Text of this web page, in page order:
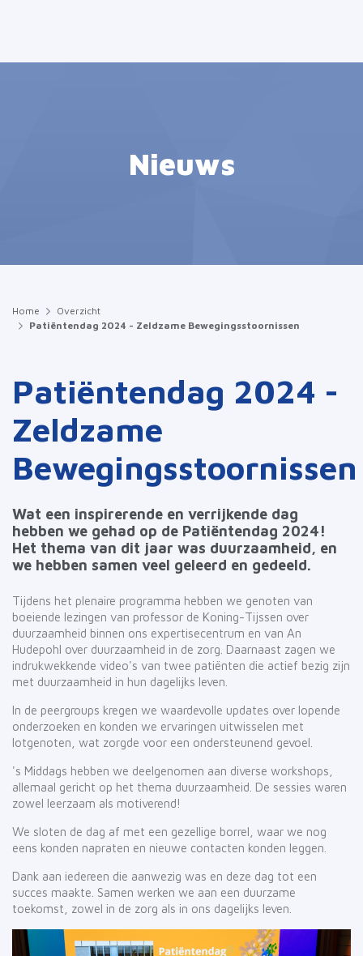
Nieuws
Home
Overzicht
Patiëntendag 2024 - Zeldzame Bewegingsstoornissen
Patiëntendag 2024 -
Zeldzame
Bewegingsstoornissen
Wat een inspirerende en verrijkende dag
hebben we gehad op de Patiëntendag 2024!
Het thema van dit jaar was duurzaamheid, en
we hebben samen veel geleerd en gedeeld.
Tijdens het plenaire programma hebben we genoten van
boeiende lezingen van professor de Koning-Tijssen over
duurzaamheid binnen ons expertisecentrum en van An
Hudepohl over duurzaamheid in de zorg. Daarnaast zagen we
indrukwekkende video's van twee patiënten die actief bezig zijn
met duurzaamheid in hun dagelijks leven.
In de peergroups kregen we waardevolle updates over lopende
onderzoeken en konden we ervaringen uitwisselen met
lotgenoten, wat zorgde voor een ondersteunend gevoel.
's Middags hebben we deelgenomen aan diverse workshops,
allemaal gericht op het thema duurzaamheid. De sessies waren
zowel leerzaam als motiverend!
We sloten de dag af met een gezellige borrel, waar we nog
eens konden napraten en nieuwe contacten konden leggen.
Dank aan iedereen die aanwezig was en deze dag tot een
succes maakte. Samen werken we aan een duurzame
toekomst, zowel in de zorg als in ons dagelijks leven.